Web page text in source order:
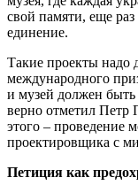
свой памяти, еще
единение.
Такие проекты надо
международного
и музей должен
верно отметил Петр
этого – проведение
проектировщика с
Петиция как